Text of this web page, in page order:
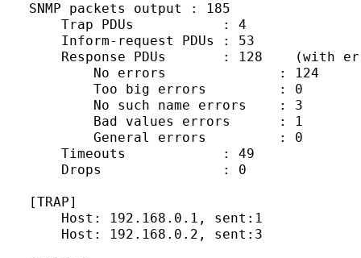
SNMP packets output : 185
    Trap PDUs           : 4
    Inform-request PDUs : 53
Response PDUs       : 128    (with
        No errors              : 124
        Too big errors         : 0
        No such name errors    : 3
        Bad values errors      : 1
        General errors         : 0
    Timeouts            : 49
    Drops               : 0
[TRAP]
    Host: 192.168.0.1, sent:1
    Host: 192.168.0.2, sent:3